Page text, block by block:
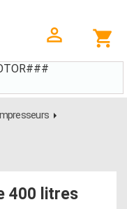
400 litres